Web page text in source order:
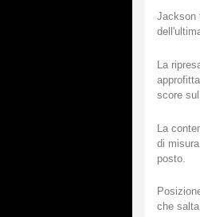
Jackson
La
score sul
La
di
posto.
che